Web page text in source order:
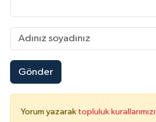
Gönder
Yorum yazarak topluluk kurallarımızı